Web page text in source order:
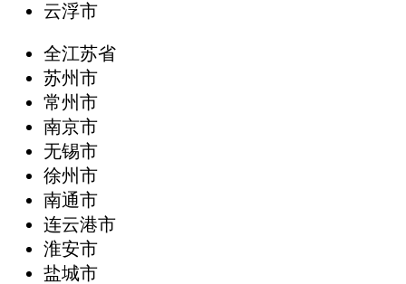
云浮市
全江苏省
苏州市
常州市
南京市
无锡市
徐州市
南通市
连云港市
淮安市
盐城市